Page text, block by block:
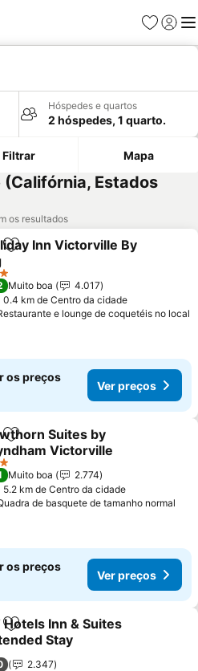
Favoritos
Iniciar
Hóspedes e quartos
2 hóspedes, 1 quarto.
Filtrar Mapa
Estados
os resultados
Adicionar aos favoritos
Inn Victorville By
preços
Muito boa
4.017
0.4 km de Centro da cidade
e lounge de coquetéis no local
os preços
Ver preços
Adicionar aos favoritos
Suites by
Victorville
preços
Muito boa
2.774
5.2 km de Centro da cidade
de basquete de tamanho normal
os preços
Ver preços
Adicionar aos favoritos
Hotels Inn & Suites
Stay
preços
2.347